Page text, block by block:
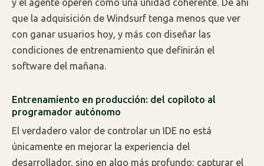
y el agente operen como una unidad coherente. De ahí
que la adquisición de Windsurf tenga menos que ver
con ganar usuarios hoy, y más con diseñar las
condiciones de entrenamiento que definirán el
software del mañana.
Entrenamiento en producción: del copiloto al
programador autónomo
El verdadero valor de controlar un IDE no está
únicamente en mejorar la experiencia del
desarrollador, sino en algo más profundo: capturar el